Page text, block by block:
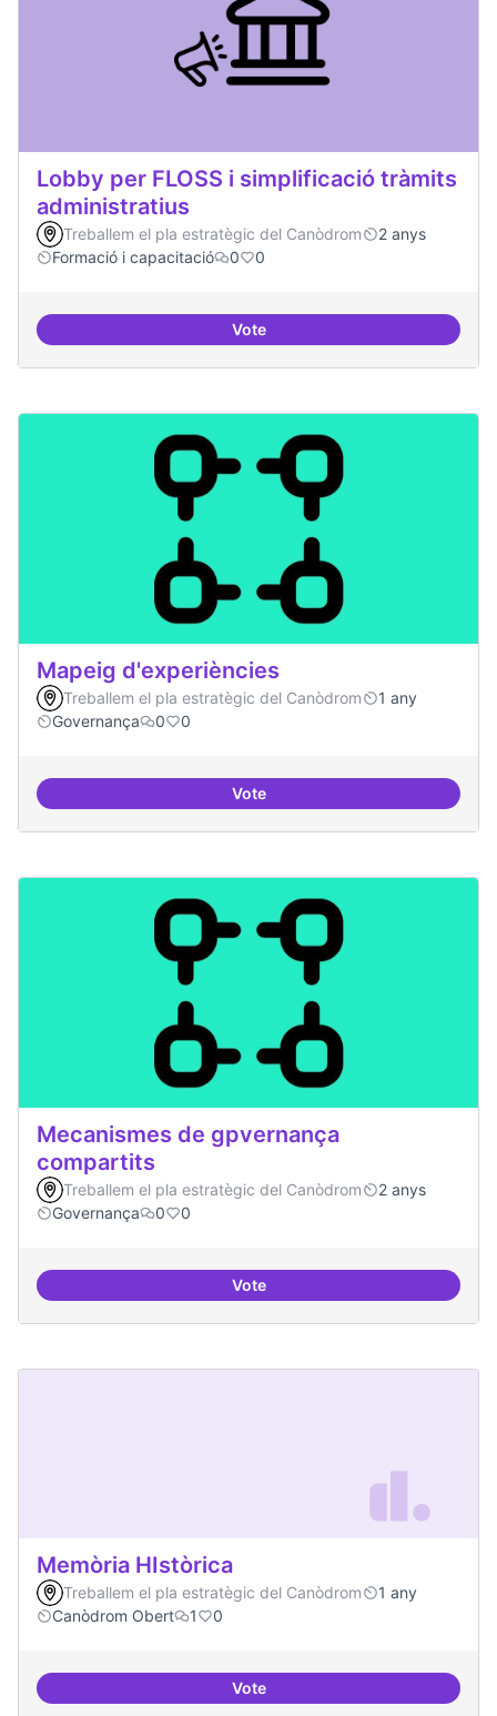
Lobby per FLOSS i simplificació tràmits
administratius
Treballem el pla estratègic del Canòdrom
2 anys
Formació i capacitació
0 0
VoteLobby per FLOSS i
Mapeig d'experiències
Treballem el pla estratègic del Canòdrom
1 any
Governança
0 0
VoteMapeig d'experiències
Mecanismes de gpvernança
compartits
Treballem el pla estratègic del Canòdrom
2 anys
Governança
0 0
VoteMecanismes de gpvernança
Memòria HIstòrica
Treballem el pla estratègic del Canòdrom
1 any
Canòdrom Obert
1 0
VoteMemòria HIstòrica